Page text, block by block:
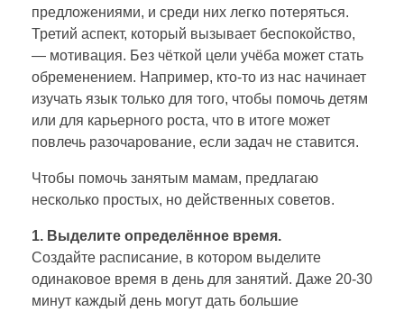
предложениями, и среди них легко потеряться.
Третий аспект, который вызывает беспокойство,
— мотивация. Без чёткой цели учёба может стать
обременением. Например, кто-то из нас начинает
изучать язык только для того, чтобы помочь детям
или для карьерного роста, что в итоге может
повлечь разочарование, если задач не ставится.
Чтобы помочь занятым мамам, предлагаю
несколько простых, но действенных советов.
1. Выделите определённое время.
Создайте расписание, в котором выделите
одинаковое время в день для занятий. Даже 20-30
минут каждый день могут дать большие